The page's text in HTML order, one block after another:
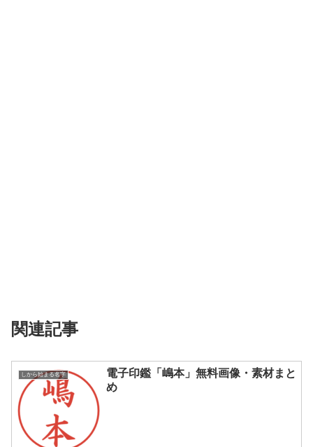
関連記事
しから始まる名字
電子印鑑「嶋本」無料画像・素材まと
め